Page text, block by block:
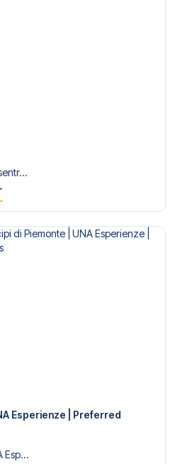
Esperienze | Preferred
Esp...